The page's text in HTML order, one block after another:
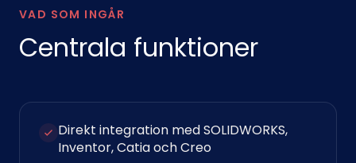
VAD SOM INGÅR
Centrala funktioner
Direkt integration med SOLIDWORKS,
Inventor, Catia och Creo